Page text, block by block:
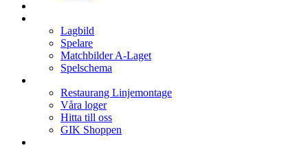
Lagbild
Spelare
Matchbilder A-Laget
Spelschema
Restaurang Linjemontage
Våra loger
Hitta till oss
GIK Shoppen